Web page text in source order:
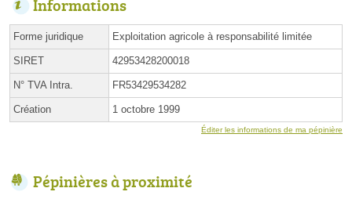
Informations
Forme juridique Exploitation agricole à responsabilité limitée
SIRET 42953428200018
N° TVA Intra. FR53429534282
Création 1 octobre 1999
Éditer les informations de ma pépinière
Pépinières à proximité